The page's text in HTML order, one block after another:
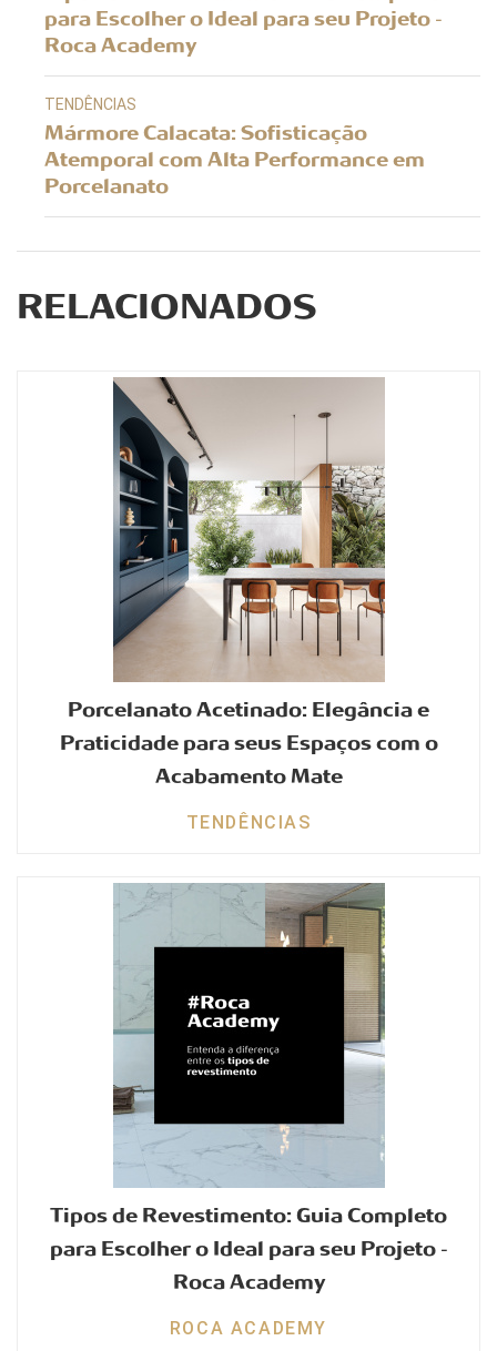
para Escolher o Ideal para seu Projeto -
Roca Academy
TENDÊNCIAS
Mármore Calacata: Sofisticação
Atemporal com Alta Performance em
Porcelanato
RELACIONADOS
Porcelanato Acetinado: Elegância e
Praticidade para seus Espaços com o
Acabamento Mate
TENDÊNCIAS
Tipos de Revestimento: Guia Completo
para Escolher o Ideal para seu Projeto -
Roca Academy
ROCA ACADEMY